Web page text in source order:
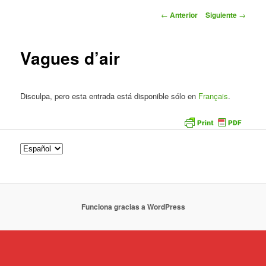
Navegación
← Anterior Siguiente →
Vagues d’air
Disculpa, pero esta entrada está disponible sólo en Français.
Funciona gracias a WordPress